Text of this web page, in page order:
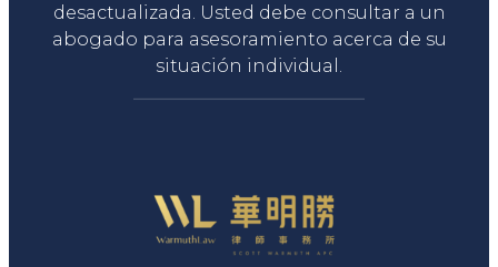
desactualizada. Usted debe consultar a un
abogado para asesoramiento acerca de su
situación individual.